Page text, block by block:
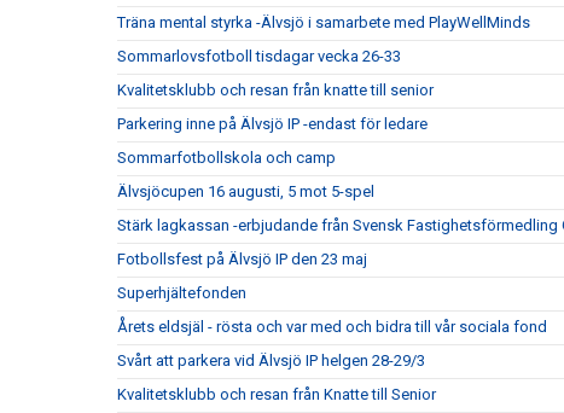
Träna mental styrka -Älvsjö i samarbete med PlayWellMinds
Sommarlovsfotboll tisdagar vecka 26-33
Kvalitetsklubb och resan från knatte till senior
Parkering inne på Älvsjö IP -endast för ledare
Sommarfotbollskola och camp
Älvsjöcupen 16 augusti, 5 mot 5-spel
Stärk lagkassan -erbjudande från Svensk Fastighetsförmedling
Fotbollsfest på Älvsjö IP den 23 maj
Superhjältefonden
Årets eldsjäl - rösta och var med och bidra till vår sociala fond
Svårt att parkera vid Älvsjö IP helgen 28-29/3
Kvalitetsklubb och resan från Knatte till Senior